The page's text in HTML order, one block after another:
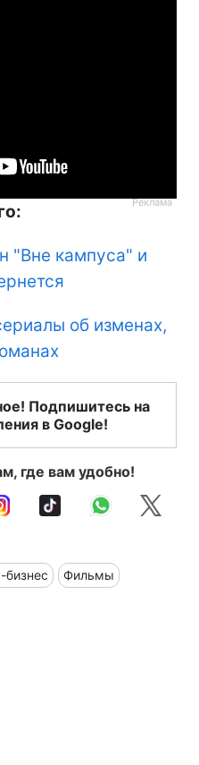
"Вне кампуса" и
об изменах,
Подпишитесь на
в Google!
где вам удобно!
Фильмы